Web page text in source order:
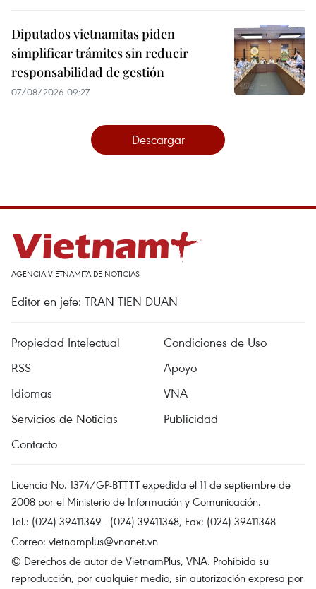
Diputados vietnamitas piden
simplificar trámites sin reducir
responsabilidad de gestión
07/08/2026 09:27
Descargar
AGENCIA VIETNAMITA DE NOTICIAS
Editor en jefe: TRAN TIEN DUAN
Propiedad Intelectual
Condiciones de Uso
RSS
Apoyo
Idiomas
VNA
Servicios de Noticias
Publicidad
Contacto
Licencia No. 1374/GP-BTTTT expedida el 11 de septiembre de
2008 por el Ministerio de Información y Comunicación.
Tel.: (024) 39411349 - (024) 39411348, Fax: (024) 39411348
Correo: vietnamplus@vnanet.vn
© Derechos de autor de VietnamPlus, VNA. Prohibida su
reproducción, por cualquier medio, sin autorización expresa por